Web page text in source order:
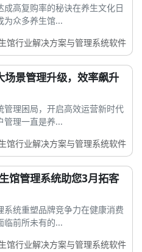
高复购率的秘诀在养生文化日
为众多养生馆...
馆行业解决方案与管理系统软件
景管理升级，效率飙升
理困局，开启高效运营新时代
管理一直是养...
馆行业解决方案与管理系统软件
馆管理系统助您3月拓客
统重塑品牌竞争力在健康消费
临前所未有的...
馆行业解决方案与管理系统软件